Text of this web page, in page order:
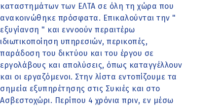
καταστημάτων των ΕΛΤΑ σε όλη τη χώρα που
ανακοινώθηκε πρόσφατα. Επικαλούνται την "
εξυγίανση " και εννοούν περαιτέρω
ιδιωτικοποίηση υπηρεσιών, περικοπές,
παράδοση του δικτύου και του έργου σε
εργολάβους και απολύσεις, όπως καταγγέλλουν
και οι εργαζόμενοι. Στην λίστα εντοπίζουμε τα
σημεία εξυπηρέτησης στις Συκιές και στο
Ασβεστοχώρι. Περίπου 4 χρόνια πριν, εν μέσω